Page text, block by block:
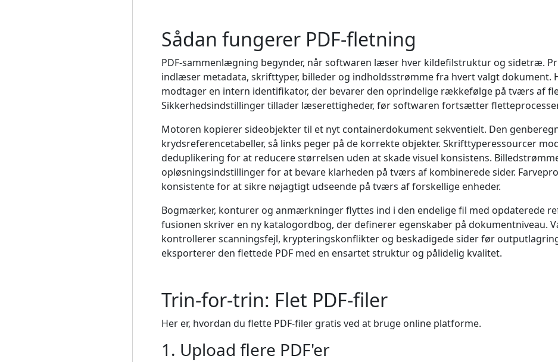
Sådan fungerer PDF-fletning
PDF-sammenlægning begynder, når softwaren læser hver kildefilstruktur og sidetræ.
indlæser metadata, skrifttyper, billeder og indholdsstrømme fra hvert valgt dokument.
modtager en intern identifikator, der bevarer den oprindelige rækkefølge på tværs af
Sikkerhedsindstillinger tillader læserettigheder, før softwaren fortsætter
Motoren kopierer sideobjekter til et nyt containerdokument sekventielt. Den
krydsreferencetabeller, så links peger på de korrekte objekter. Skrifttyperessourcer
deduplikering for at reducere størrelsen uden at skade visuel konsistens.
opløsningsindstillinger for at bevare klarheden på tværs af kombinerede sider.
konsistente for at sikre nøjagtigt udseende på tværs af forskellige enheder.
Bogmærker, konturer og anmærkninger flyttes ind i den endelige fil med opdaterede
fusionen skriver en ny katalogordbog, der definerer egenskaber på dokumentniveau.
kontrollerer scanningsfejl, krypteringskonflikter og beskadigede sider før
eksporterer den flettede PDF med en ensartet struktur og pålidelig kvalitet.
Trin-for-trin: Flet PDF-filer
Her er, hvordan du flette PDF-filer gratis ved at bruge online platforme.
1. Upload flere PDF'er